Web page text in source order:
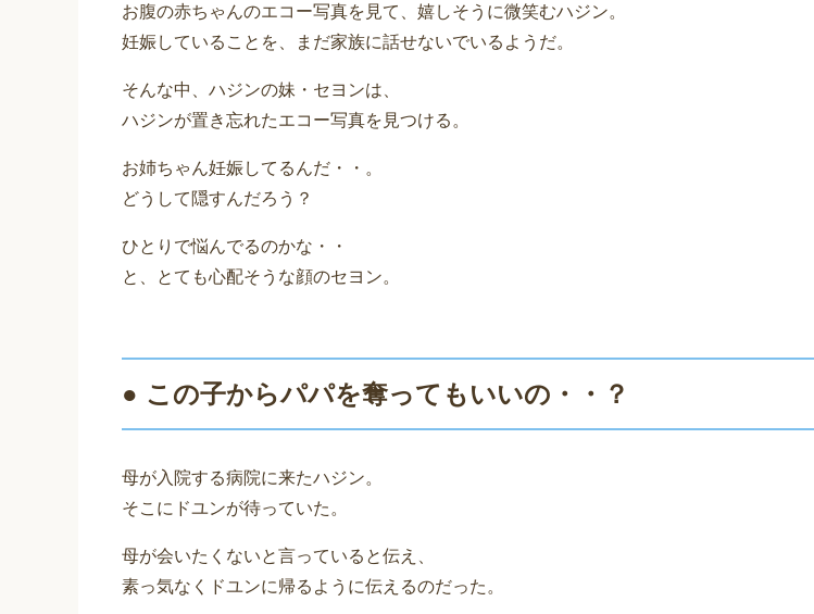
お腹の赤ちゃんのエコー写真を見て、嬉しそうに微笑むハジン。
妊娠していることを、まだ家族に話せないでいるようだ。
そんな中、ハジンの妹・セヨンは、
ハジンが置き忘れたエコー写真を見つける。
お姉ちゃん妊娠してるんだ・・。
どうして隠すんだろう？
ひとりで悩んでるのかな・・
と、とても心配そうな顔のセヨン。
● この子からパパを奪ってもいいの・・？
母が入院する病院に来たハジン。
そこにドユンが待っていた。
母が会いたくないと言っていると伝え、
素っ気なくドユンに帰るように伝えるのだった。